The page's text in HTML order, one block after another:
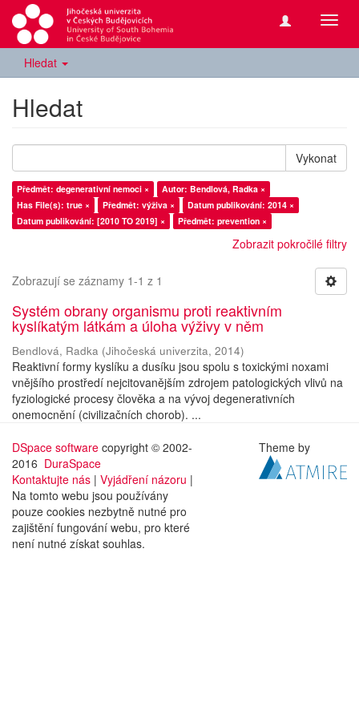
Hledat
Hledat
Vykonat
Předmět: degenerativní nemoci ×
Autor: Bendlová, Radka ×
Has File(s): true ×
Předmět: výživa ×
Datum publikování: 2014 ×
Datum publikování: [2010 TO 2019] ×
Předmět: prevention ×
Zobrazit pokročilé filtry
Zobrazují se záznamy 1-1 z 1
Systém obrany organismu proti reaktivním
kyslíkatým látkám a úloha výživy v něm
Bendlová, Radka (Jihočeská univerzita, 2014)
Reaktivní formy kyslíku a dusíku jsou spolu s toxickými noxami
vnějšího prostředí nejcitovanějším zdrojem patologických vlivů na
fyziologické procesy člověka a na vývoj degenerativních
onemocnění (civilizačních chorob). ...
DSpace software copyright © 2002-
2016 DuraSpace
Kontaktujte nás | Vyjádření názoru |
Na tomto webu jsou používány
pouze cookies nezbytně nutné pro
zajištění fungování webu, pro které
není nutné získat souhlas.
Theme by